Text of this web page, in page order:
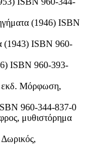
(1946) ISBN
(1943) ISBN 960-
ISBN 960-393-
εκδ. Μόρφωση,
960-344-837-0
μυθιστόρημα